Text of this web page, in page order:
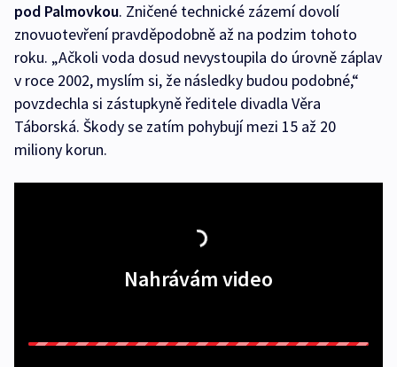
pod Palmovkou. Zničené technické zázemí dovolí
znovuotevření pravděpodobně až na podzim tohoto
roku. „Ačkoli voda dosud nevystoupila do úrovně záplav
v roce 2002, myslím si, že následky budou podobné,“
povzdechla si zástupkyně ředitele divadla Věra
Táborská. Škody se zatím pohybují mezi 15 až 20
miliony korun.
Nahrávám video